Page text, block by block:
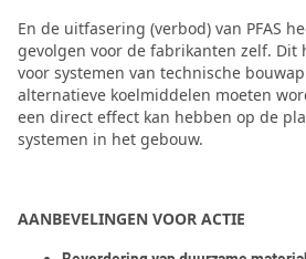
En de uitfasering (verbod) van PFAS
gevolgen voor de fabrikanten zelf. Dit
voor systemen van technische
alternatieve koelmiddelen moeten
een direct effect kan hebben op de
systemen in het gebouw.
AANBEVELINGEN VOOR ACTIE